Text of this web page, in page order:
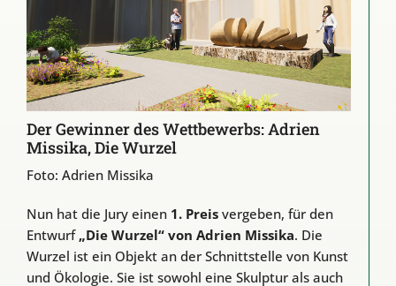
Der Gewinner des Wettbewerbs: Adrien
Missika, Die Wurzel
Foto: Adrien Missika
Nun hat die Jury einen 1. Preis vergeben, für den
Entwurf „Die Wurzel“ von Adrien Missika. Die
Wurzel ist ein Objekt an der Schnittstelle von Kunst
und Ökologie. Sie ist sowohl eine Skulptur als auch